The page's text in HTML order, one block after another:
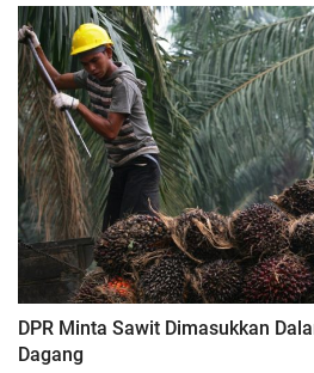
DPR Minta Sawit Dimasukkan
Dagang